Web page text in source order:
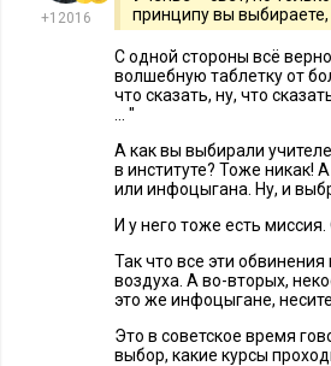
+12016
принципу вы выбираете,
С одной стороны всё
волшебную таблетку от
что сказать, ну, что
... "
А как вы выбирали
в институте? Тоже никак!
или инфоцыгана. Ну, и
И у него тоже есть
Так что все эти
воздуха. А во-вторых,
это же инфоцыгане,
Это в советское время
выбор, какие курсы